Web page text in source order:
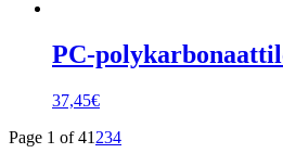
PC-
37,45€
Page 1 of 41 234